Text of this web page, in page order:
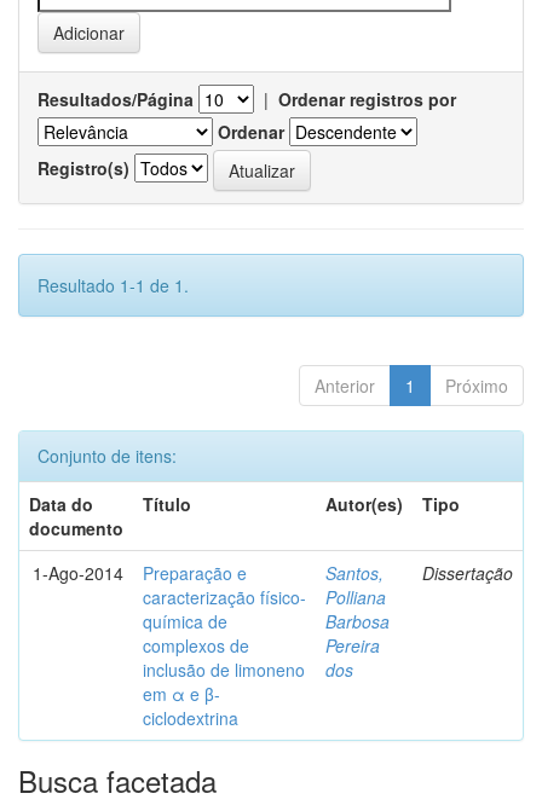
Resultados/Página | Ordenar registros por
Ordenar
Registro(s)
Resultado 1-1 de 1.
Anterior 1 Próximo
Conjunto de itens:
Data do
documento
Título Autor(es) Tipo
1-Ago-2014
Preparação e
caracterização físico-
química de
complexos de
inclusão de limoneno
em α e β-
ciclodextrina
Santos,
Polliana
Barbosa
Pereira
dos
Dissertação
Busca facetada